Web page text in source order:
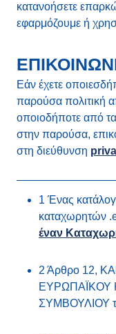
κατανοήσετε
εφαρμόζουμε ή
Εάν έχετε
παρούσα πολιτική
οποιοδήποτε από
στην παρούσα,
στη διεύθυνση
1 Ένας
καταχωρητών
έναν
2 Άρθρο 12,
ΕΥΡΩΠΑΪΚΟΥ
ΣΥΜΒΟΥΛΙΟΥ